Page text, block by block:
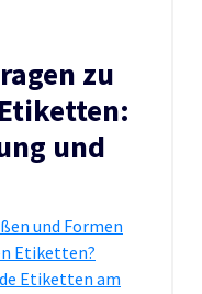
zu
und
und Formen
Etiketten?
Etiketten am